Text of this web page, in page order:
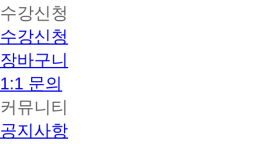
수강신청
수강신청
장바구니
1:1 문의
커뮤니티
공지사항